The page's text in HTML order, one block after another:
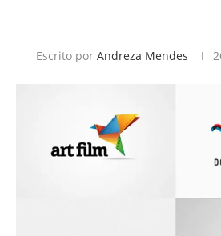
Escrito por Andreza Mendes